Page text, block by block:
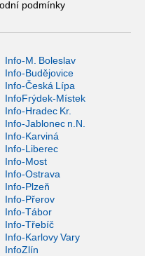
podmínky
Info-M. Boleslav
Info-Budějovice
Info-Česká Lípa
InfoFrýdek-Místek
Info-Hradec Kr.
Info-Jablonec n.N.
Info-Karviná
Info-Liberec
Info-Most
Info-Ostrava
Info-Plzeň
Info-Přerov
Info-Tábor
Info-Třebíč
Info-Karlovy Vary
InfoZlín